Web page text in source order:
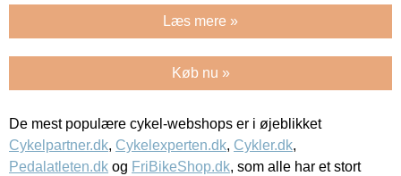
Læs mere »
Køb nu »
De mest populære cykel-webshops er i øjeblikket
Cykelpartner.dk, Cykelexperten.dk, Cykler.dk,
Pedalatleten.dk og FriBikeShop.dk, som alle har et stort